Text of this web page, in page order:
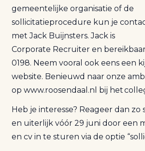
gemeentelijke organisatie of de
sollicitatieprocedure kun je
met Jack Buijnsters. Jack is
Corporate Recruiter en
0198. Neem vooral ook eens een
website. Benieuwd naar onze
op www.roosendaal.nl bij het
Heb je interesse? Reageer dan zo
en uiterlijk vóór 29 juni door een
en cv in te sturen via de optie